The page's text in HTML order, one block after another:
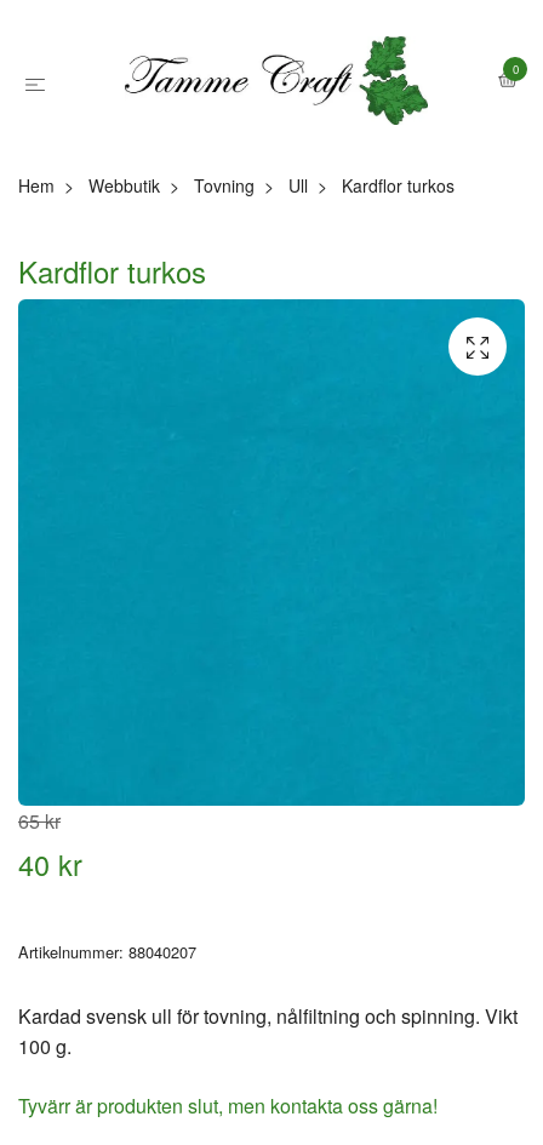
0
Hem Webbutik Tovning Ull Kardflor turkos
Kardflor turkos
65 kr
40 kr
Artikelnummer: 88040207
Kardad svensk ull för tovning, nålfiltning och spinning. Vikt
100 g.
Tyvärr är produkten slut, men kontakta oss gärna!